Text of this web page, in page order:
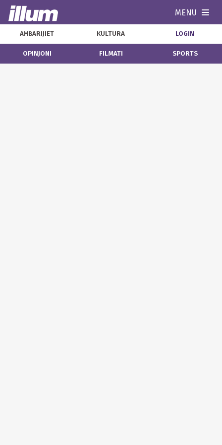
MENU
AĦBARIJIET KULTURA LOGIN
OPINJONI FILMATI SPORTS